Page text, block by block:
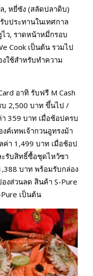
, หยี่ซัง (สลัดปลาดิบ)
ประทานในเทศกาล
ว, ราดหน้าหมี่กรอบ
Cook เป็นต้น รวมไป
งใช้สำหรับทำความ
อาทิ รับฟรี M Cash
บ 2,500 บาท ขึ้นไป /
า 359 บาท เมื่อช้อปครบ
ค์เทพเจ้ากวนอูทรงม้า
า 1,499 บาท เมื่อช้อป
รับสิทธิ์ซื้อชุดไหว้ซา
บาท พร้อมรับกล่อง
งส่วนลด สินค้า S-Pure
เป็นต้น